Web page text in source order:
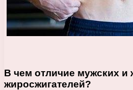
В чем отличие мужских и
жиросжигателей?